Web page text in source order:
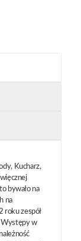
Kucharz,
bywało na
na
roku zespół
Występy w